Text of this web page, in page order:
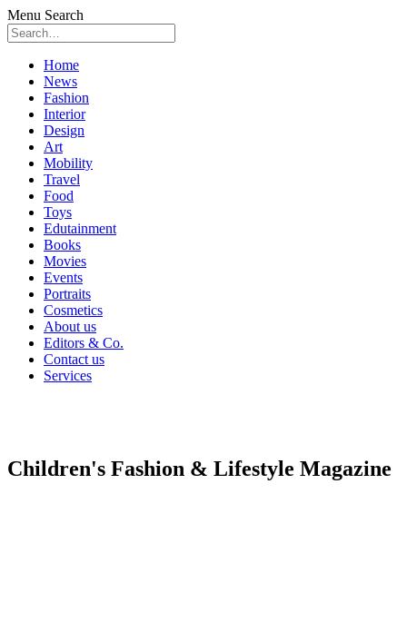
Menu Search
Skip
content
Home
News
Fashion
Interior
Design
Art
Mobility
Travel
Food
Toys
Edutainment
Books
Movies
Events
Portraits
Cosmetics
About us
Editors & Co.
Contact us
Services
Children's Fashion & Lifestyle Magazine